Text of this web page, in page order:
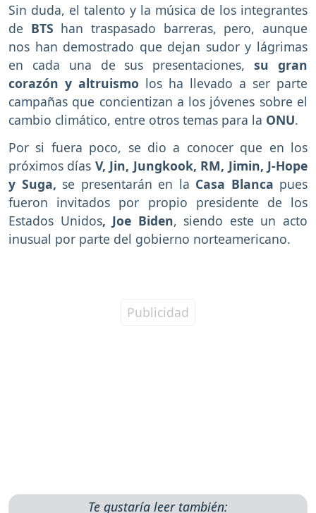
Sin duda, el talento y la música de los integrantes
de BTS han traspasado barreras, pero, aunque
nos han demostrado que dejan sudor y lágrimas
en cada una de sus presentaciones,su gran
corazón y altruismo los ha llevado a ser parte
campañas que concientizan a los jóvenes sobre el
cambio climático, entre otros temas para la ONU.
Por si fuera poco, se dio a conocer que en los
próximos días V, Jin, Jungkook, RM, Jimin, J-Hope
y Suga, se presentarán en la Casa Blanca pues
fueron invitados por propio presidente de los
Estados Unidos, Joe Biden, siendo este un acto
inusual por parte del gobierno norteamericano.
Te gustaría leer también: